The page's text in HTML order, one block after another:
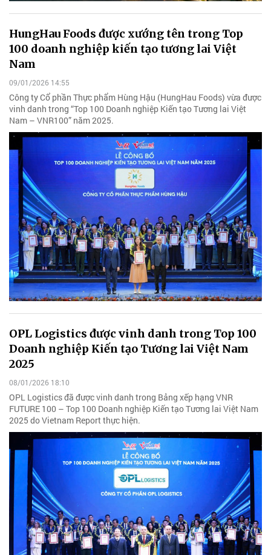
HungHau Foods được xướng tên trong Top
100 doanh nghiệp kiến tạo tương lai Việt
Nam
09/01/2026 14:55
Công ty Cổ phần Thực phẩm Hùng Hậu (HungHau Foods) vừa được
vinh danh trong “Top 100 Doanh nghiệp Kiến tạo Tương lai Việt
Nam – VNR100” năm 2025.
OPL Logistics được vinh danh trong Top 100
Doanh nghiệp Kiến tạo Tương lai Việt Nam
2025
08/01/2026 18:10
OPL Logistics đã được vinh danh trong Bảng xếp hạng VNR
FUTURE 100 – Top 100 Doanh nghiệp Kiến tạo Tương lai Việt Nam
2025 do Vietnam Report thực hiện.